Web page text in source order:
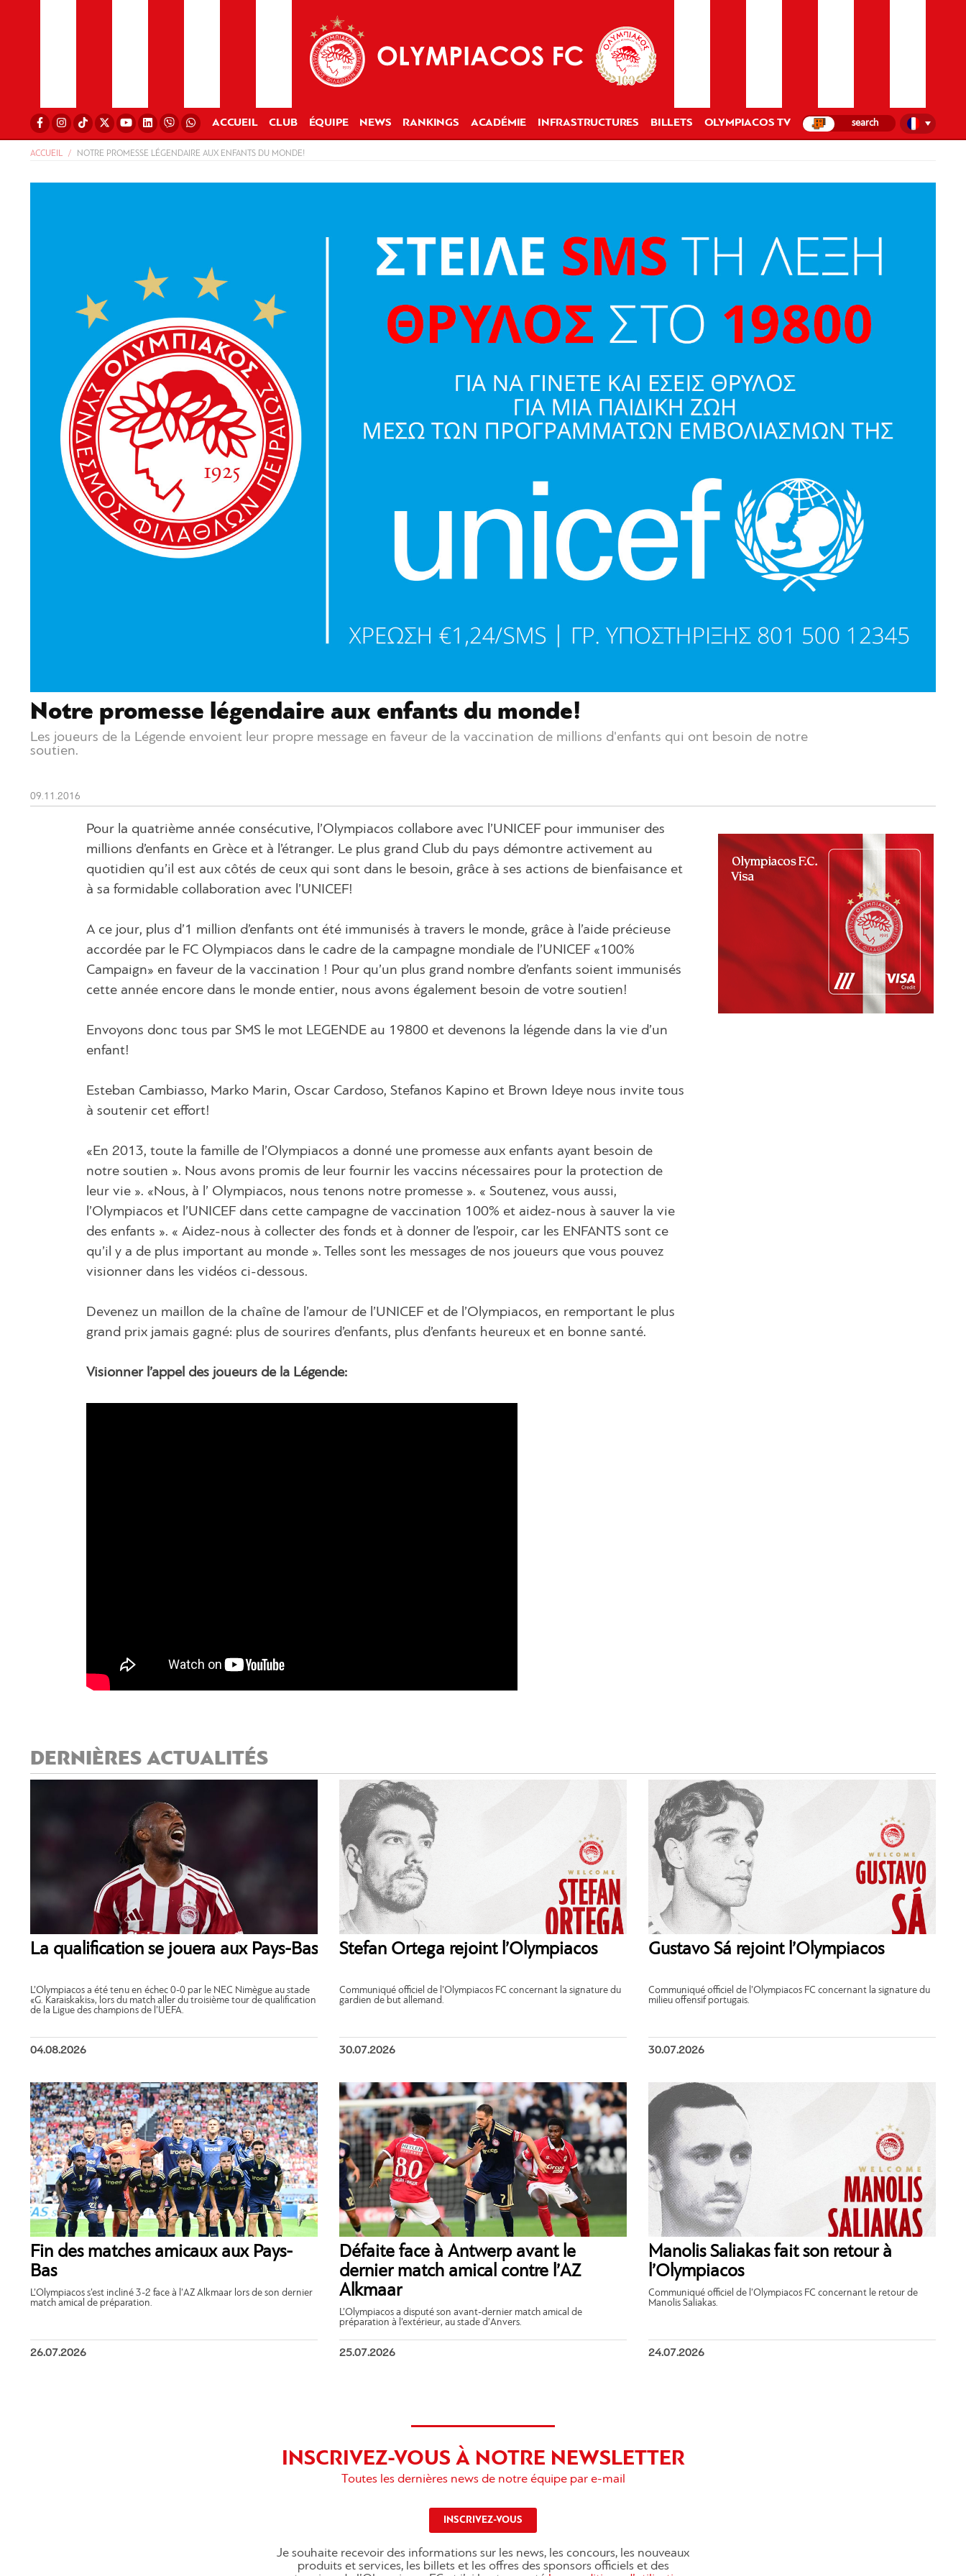
ACCUEIL CLUB ÉQUIPE NEWS RANKINGS ACADÉMIE INFRASTRUCTURES BILLETS OLYMPIACOS TV
ACCUEIL NOTRE PROMESSE LÉGENDAIRE AUX ENFANTS DU MONDE!
Notre promesse légendaire aux enfants du monde!
Les joueurs de la Légende envoient leur propre message en faveur de la vaccination de millions d'enfants qui ont besoin de notre
soutien.
09.11.2016
Pour la quatrième année consécutive, l’Olympiacos collabore avec l’UNICEF pour immuniser des
millions d’enfants en Grèce et à l’étranger. Le plus grand Club du pays démontre activement au
quotidien qu’il est aux côtés de ceux qui sont dans le besoin, grâce à ses actions de bienfaisance et
à sa formidable collaboration avec l’UNICEF!
A ce jour, plus d’1 million d’enfants ont été immunisés à travers le monde, grâce à l’aide précieuse
accordée par le FC Olympiacos dans le cadre de la campagne mondiale de l’UNICEF «100%
Campaign» en faveur de la vaccination ! Pour qu’un plus grand nombre d’enfants soient immunisés
cette année encore dans le monde entier, nous avons également besoin de votre soutien!
Envoyons donc tous par SMS le mot LEGENDE au 19800 et devenons la légende dans la vie d’un
enfant!
Esteban Cambiasso, Marko Marin, Oscar Cardoso, Stefanos Kapino et Brown Ideye nous invite tous
à soutenir cet effort!
«En 2013, toute la famille de l’Olympiacos a donné une promesse aux enfants ayant besoin de
notre soutien ». Nous avons promis de leur fournir les vaccins nécessaires pour la protection de
leur vie ». «Nous, à l’ Olympiacos, nous tenons notre promesse ». « Soutenez, vous aussi,
l’Olympiacos et l’UNICEF dans cette campagne de vaccination 100% et aidez-nous à sauver la vie
des enfants ». « Aidez-nous à collecter des fonds et à donner de l’espoir, car les ENFANTS sont ce
qu’il y a de plus important au monde ». Telles sont les messages de nos joueurs que vous pouvez
visionner dans les vidéos ci-dessous.
Devenez un maillon de la chaîne de l’amour de l’UNICEF et de l’Olympiacos, en remportant le plus
grand prix jamais gagné: plus de sourires d’enfants, plus d’enfants heureux et en bonne santé.
Visionner l’appel des joueurs de la Légende:
DERNIÈRES ACTUALITÉS
La qualification se jouera aux Pays-Bas
L’Olympiacos a été tenu en échec 0-0 par le NEC Nimègue au stade
«G. Karaiskakis», lors du match aller du troisième tour de qualification
de la Ligue des champions de l’UEFA.
04.08.2026
Stefan Ortega rejoint l’Olympiacos
Communiqué officiel de l’Olympiacos FC concernant la signature du
gardien de but allemand.
30.07.2026
Gustavo Sá rejoint l’Olympiacos
Communiqué officiel de l’Olympiacos FC concernant la signature du
milieu offensif portugais.
30.07.2026
Fin des matches amicaux aux Pays-
Bas
L’Olympiacos s’est incliné 3-2 face à l’AZ Alkmaar lors de son dernier
match amical de préparation.
26.07.2026
Défaite face à Antwerp avant le
dernier match amical contre l’AZ
Alkmaar
L’Olympiacos a disputé son avant-dernier match amical de
préparation à l’extérieur, au stade d’Anvers.
25.07.2026
Manolis Saliakas fait son retour à
l’Olympiacos
Communiqué officiel de l’Olympiacos FC concernant le retour de
Manolis Saliakas.
24.07.2026
INSCRIVEZ-VOUS À NOTRE NEWSLETTER
Toutes les dernières news de notre équipe par e-mail
INSCRIVEZ-VOUS
Je souhaite recevoir des informations sur les news, les concours, les nouveaux
produits et services, les billets et les offres des sponsors officiels et des